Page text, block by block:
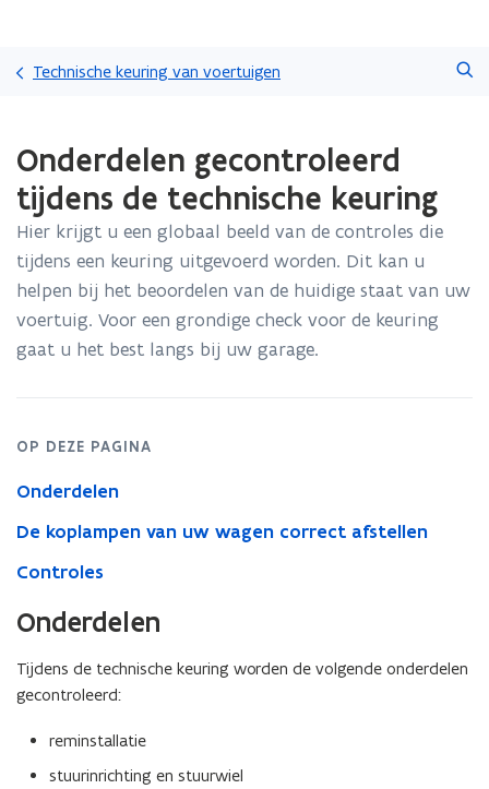
en
naar
gaan
Technische keuring van voertuigen
met
laden.
bevindt
zich
op:
Onderdelen
gecontroleerd
de
Onderdelen gecontroleerd
tijdens de technische keuring
Hier krijgt u een globaal beeld van de controles die
tijdens een keuring uitgevoerd worden. Dit kan u
helpen bij het beoordelen van de huidige staat van uw
voertuig. Voor een grondige check voor de keuring
gaat u het best langs bij uw garage.
OP DEZE PAGINA
Onderdelen
De koplampen van uw wagen correct afstellen
Controles
Onderdelen
Tijdens de technische keuring worden de volgende onderdelen
gecontroleerd:
reminstallatie
stuurinrichting en stuurwiel